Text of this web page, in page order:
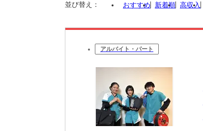
並び替え： おすすめ 新着順 高収入
アルバイト・パート